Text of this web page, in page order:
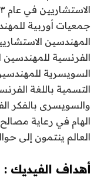
جمعيات أوربية
التسمية باللغة
والسويسرى بالفكر
العالم ينتمون إلى حوالي ٥٦
أهداف الفيديك :